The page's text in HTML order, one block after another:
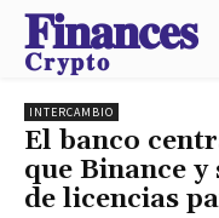
𝐅𝐢𝐧𝐚𝐧𝐜𝐞𝐬
𝐂𝐫𝐲𝐩𝐭𝐨
INTERCAMBIO
El banco
que Binance
de licencias